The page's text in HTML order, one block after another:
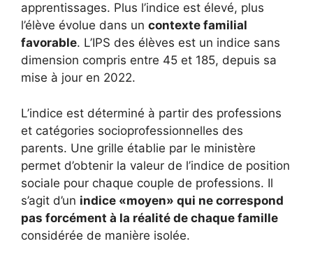
apprentissages. Plus l’indice est élevé, plus
l’élève évolue dans un contexte familial
favorable. L’IPS des élèves est un indice sans
dimension compris entre 45 et 185, depuis sa
mise à jour en 2022.
L’indice est déterminé à partir des professions
et catégories socioprofessionnelles des
parents. Une grille établie par le ministère
permet d’obtenir la valeur de l’indice de position
sociale pour chaque couple de professions. Il
s’agit d’un indice «moyen» qui ne correspond
pas forcément à la réalité de chaque famille
considérée de manière isolée.